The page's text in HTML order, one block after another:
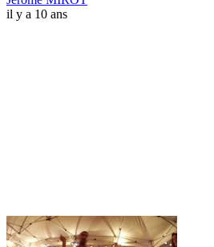
il y a 10 ans